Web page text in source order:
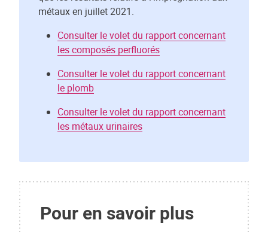
métaux en juillet 2021.
Consulter le volet du rapport concernant
les composés perfluorés
Consulter le volet du rapport concernant
le plomb
Consulter le volet du rapport concernant
les métaux urinaires
Pour en savoir plus